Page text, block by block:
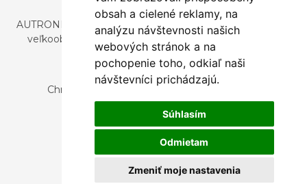
obsah a cielené reklamy, na
analýzu návštevnosti našich
webových stránok a na
pochopenie toho, odkiaľ naši
návštevníci prichádzajú.
Súhlasím
Odmietam
Zmeniť moje nastavenia
AUTRONIC, s.r.o. je spoločnosť zaoberajúca sa dovozom a
veľkoobchodným predajom dizajnového aj štýlového
nábytku a dekorácií.
Česká republika
Chrustenice 270, 267 12 Loděnice u Berouna
Slovensko
Nová 366, 032 02 Závažná Poruba